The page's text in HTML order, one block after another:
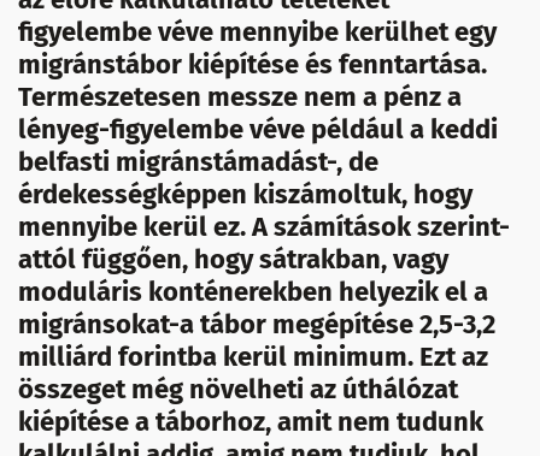
figyelembe véve mennyibe kerülhet egy
migránstábor kiépítése és fenntartása.
Természetesen messze nem a pénz a
lényeg-figyelembe véve például a keddi
belfasti migránstámadást-, de
érdekességképpen kiszámoltuk, hogy
mennyibe kerül ez. A számítások szerint-
attól függően, hogy sátrakban, vagy
moduláris konténerekben helyezik el a
migránsokat-a tábor megépítése 2,5-3,2
milliárd forintba kerül minimum. Ezt az
összeget még növelheti az úthálózat
kiépítése a táborhoz, amit nem tudunk